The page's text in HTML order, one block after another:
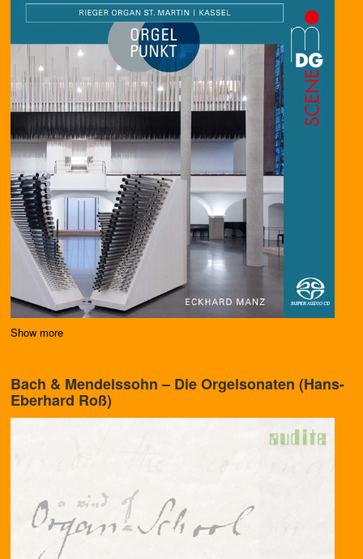
Show more
Bach & Mendelssohn – Die Orgelsonaten (Hans-
Eberhard Roß)